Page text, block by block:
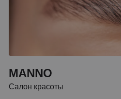
MANNO
Салон красоты